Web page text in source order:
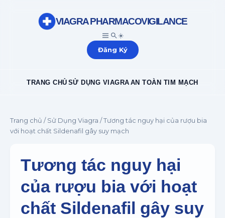
☀️
VIAGRA PHARMACOVIGILANCE
Đăng Ký
TRANG CHỦ SỬ DỤNG VIAGRA AN TOÀN TIM MẠCH
Trang chủ / Sử Dụng Viagra / Tương tác nguy hại của rượu bia
với hoạt chất Sildenafil gây suy mạch
Tương tác nguy hại
của rượu bia với hoạt
chất Sildenafil gây suy